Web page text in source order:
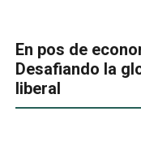
En pos de
Desafiando la
liberal